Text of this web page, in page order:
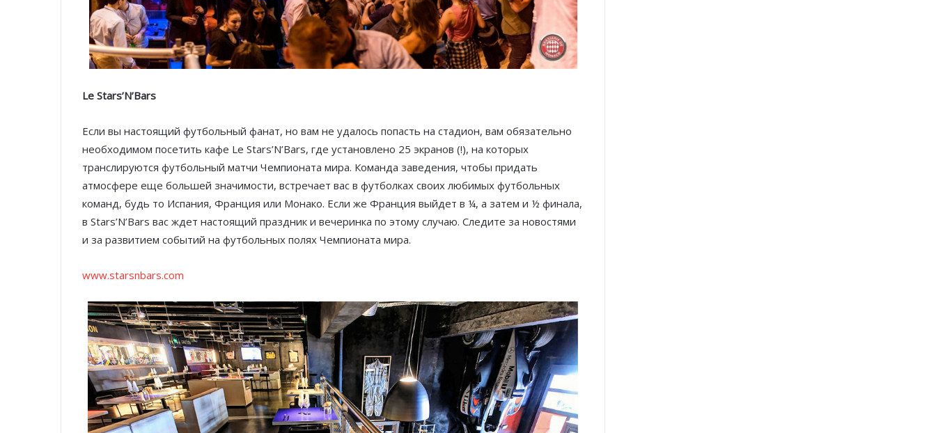
Le Stars’N’Bars
Если вы настоящий футбольный фанат, но вам не удалось попасть на стадион, вам обязательно
необходимом посетить кафе Le Stars’N’Bars, где установлено 25 экранов (!), на которых
транслируются футбольный матчи Чемпионата мира. Команда заведения, чтобы придать
атмосфере еще большей значимости, встречает вас в футболках своих любимых футбольных
команд, будь то Испания, Франция или Монако. Если же Франция выйдет в ¼, а затем и ½ финала,
в Stars’N’Bars вас ждет настоящий праздник и вечеринка по этому случаю. Следите за новостями
и за развитием событий на футбольных полях Чемпионата мира.
www.starsnbars.com